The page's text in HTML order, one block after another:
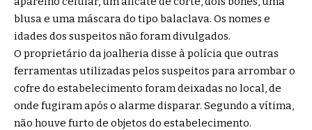
blusa e uma máscara do tipo balaclava. Os nomes e
idades dos suspeitos não foram divulgados.
O proprietário da joalheria disse à polícia que outras
ferramentas utilizadas pelos suspeitos para arrombar o
cofre do estabelecimento foram deixadas no local, de
onde fugiram após o alarme disparar. Segundo a vítima,
não houve furto de objetos do estabelecimento.